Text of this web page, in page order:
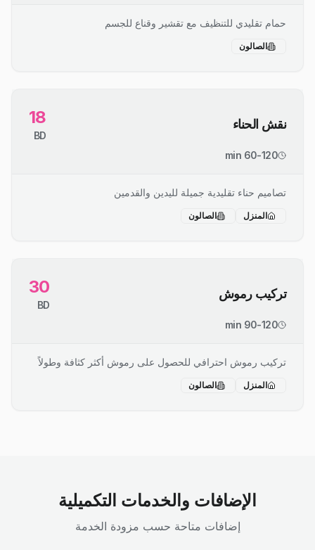
حمام تقليدي للتنظيف مع تقشير وقناع للجسم
الصالون
نقش الحناء 18
BD
60-120 min
تصاميم حناء تقليدية جميلة لليدين والقدمين
المنزل الصالون
تركيب رموش 30
BD
90-120 min
تركيب رموش احترافي للحصول على رموش أكثر كثافة وطولاً
المنزل الصالون
الإضافات والخدمات التكميلية
إضافات متاحة حسب مزودة الخدمة